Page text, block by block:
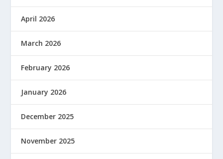
April 2026
March 2026
February 2026
January 2026
December 2025
November 2025